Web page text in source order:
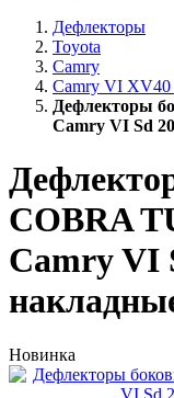
Дефлекторы
Toyota
Camry
Camry VI XV40
Дефлекторы
Camry VI Sd
COBRA
Camry VI
Новинка